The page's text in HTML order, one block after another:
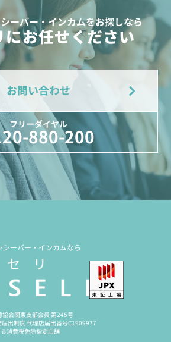
ーバー・インカムをお探しなら
にお任せください
お問い合わせ
フリーダイヤル
880-200
ーバー・インカムなら
協会関東支部会員 第245号
出制度 代理店届出番号C1909977
消費税免除指定店舗